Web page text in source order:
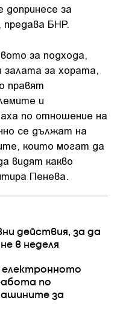
за
предава БНР.
за подхода,
за хората,
правят
и
по отношение на
се дължат на
които могат да
видят какво
Пенева.
действия, за да
в неделя
по
за